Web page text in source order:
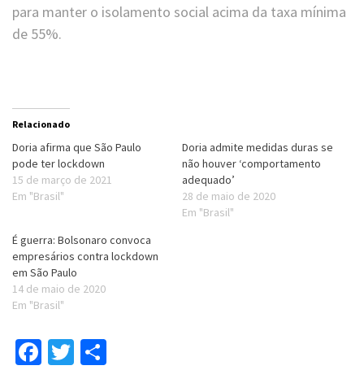
para manter o isolamento social acima da taxa mínima
de 55%.
Relacionado
Doria afirma que São Paulo
pode ter lockdown
15 de março de 2021
Em "Brasil"
Doria admite medidas duras se
não houver ‘comportamento
adequado’
28 de maio de 2020
Em "Brasil"
É guerra: Bolsonaro convoca
empresários contra lockdown
em São Paulo
14 de maio de 2020
Em "Brasil"
Facebook
Twitter